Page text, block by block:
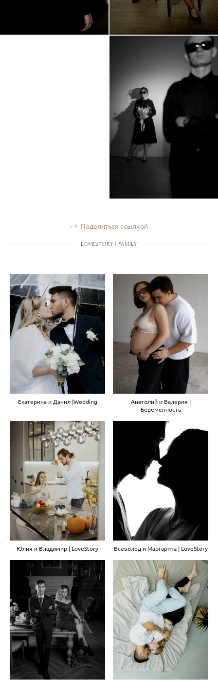
Поделиться ссылкой
LOVESTORY | FAMILY
Екатерина и Данил |Wedding
Анатолий и Валерия |
Беременность
Юлия и Владимир | LoveStory Всеволод и Маргарита | LoveStory